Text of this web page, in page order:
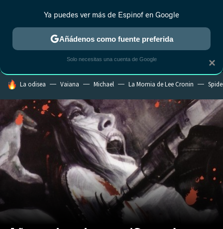
MENÚ NUEVO
ESTRENOS REALITY ANIME RANKINGS CINE
HOY SE HABLA DE
La odisea Vaiana Michael La Momia de Lee Cronin
×
Ya puedes ver más de Espinof en Google
Añádenos como fuente preferida
Solo necesitas una cuenta de Google